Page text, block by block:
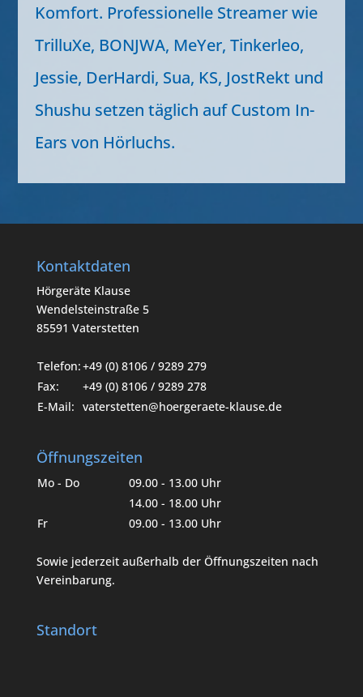
Komfort. Professionelle Streamer wie
TrilluXe, BONJWA, MeYer, Tinkerleo,
Jessie, DerHardi, Sua, KS, JostRekt und
Shushu setzen täglich auf Custom In-
Ears von Hörluchs.
Kontaktdaten
Hörgeräte Klause
Wendelsteinstraße 5
85591 Vaterstetten
Telefon:+49 (0) 8106 / 9289 279
Fax:
+49 (0) 8106 / 9289 278
E-Mail: vaterstetten@hoergeraete-klause.de
Öffnungszeiten
Mo - Do
09.00 - 13.00 Uhr
14.00 - 18.00 Uhr
Fr
09.00 - 13.00 Uhr
Sowie jederzeit außerhalb der Öffnungszeiten nach
Vereinbarung.
Standort